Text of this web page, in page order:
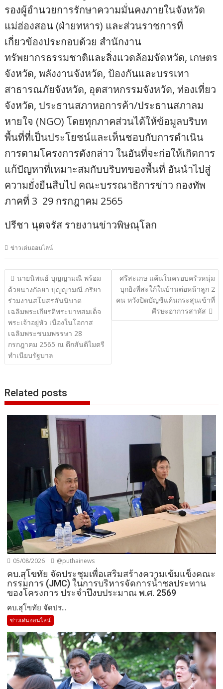
รองผู้อำนวยการรักษาความมั่นคงภายในจังหวัด
แม่ฮ่องสอน (ฝ่ายทหาร) และส่วนราชการที่
เกี่ยวข้องประกอบด้วย สำนักงาน
ทรัพยากรธรรมชาติและสิ่งแวดล้อมจัดหวัด, เกษตร
จังหวัด, พลังงานจังหวัด, ป้องกันและบรรเทา
สาธารณภัยจังหวัด, อุตสาหกรรมจังหวัด, ท่องเที่ยว
จังหวัด, ประธานสภาหอการค้า/ประธานสภาลม
หายใจ (NGO) โดยทุกภาคส่วนได้ให้ข้อมูลบริบท
พื้นที่ที่เป็นประโยชน์และเห็นชอบกับการดำเนิน
การตามโครงการดังกล่าว ในอันที่จะก่อให้เกิดการ
แก้ปัญหาที่เหมาะสมกับบริบทของพื้นที่ อันนำไปสู่
ความยั่งยืนสืบไป คณะบรรณาธิการข่าว กองทัพ
ภาคที่ 3 29 กรกฎาคม 2565
ปรีชา นุตจรัส รายงานข่าวพิษณุโลก
ข่าวเด่นออนไลน์
แนะแนว
เรื่อง
นายนิพนธ์ บุญญามณี พร้อม
ด้วยนางกัลยา บุญญามณี ภริยา
ร่วมงานสโมสรสันนิบาต
เฉลิมพระเกียรติพระบาทสมเด็จ
พระเจ้าอยู่หัว เนื่องในโอกาส
เฉลิมพระชนมพรรษา 28
กรกฎาคม 2565 ณ ตึกสันติไมตรี
ทำเนียบรัฐบาล
ศรีสะเกษ แค้นในครอบครัวหนุ่ม
บุกยิงพี่สะใภ้ในบ้านต่อหน้าลูก 2
คน หวังปิดบัญชีแค้นกระสุนเข้าที่
ศีรษะอาการสาหัส
Related posts
05/08/2026 @puthainews
คบ.สุโขทัย จัดประชุมเพื่อเสริมสร้างความเข้มแข็งคณะ
กรรมการ (JMC) ในการบริหารจัดการน้ำชลประทาน
ของโครงการ ประจำปึงบประมาณ พ.ศ. 2569
คบ.สุโขทัย จัดปร...
ข่าวเด่นออนไลน์